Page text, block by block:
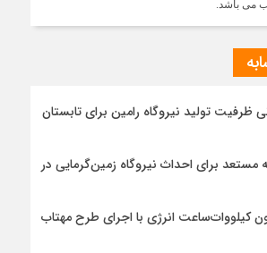
می باشد.
مگاواتی ظرفیت تولید نیروگاه رامین برای تابستان
8 منطقه مستعد برای احداث نیروگاه زمین‌گرمایی در
125 میلیون کیلووات‌ساعت انرژی با اجرای طرح مهتاب